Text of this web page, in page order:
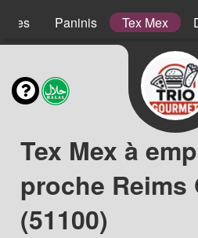
Paninis Tex Mex
Tex Mex à
proche Reims
(51100)